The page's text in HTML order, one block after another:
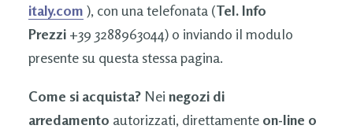
italy.com ), con una telefonata (Tel. Info
Prezzi+39 3288963044) o inviando il modulo
presente su questa stessa pagina.
Come si acquista?Nei negozi di
arredamento autorizzati, direttamente on-line o